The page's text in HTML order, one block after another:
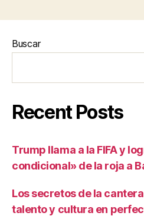
Buscar
Recent Posts
Trump llama a la FIFA y
condicional» de la roja a
Los secretos de la
talento y cultura en